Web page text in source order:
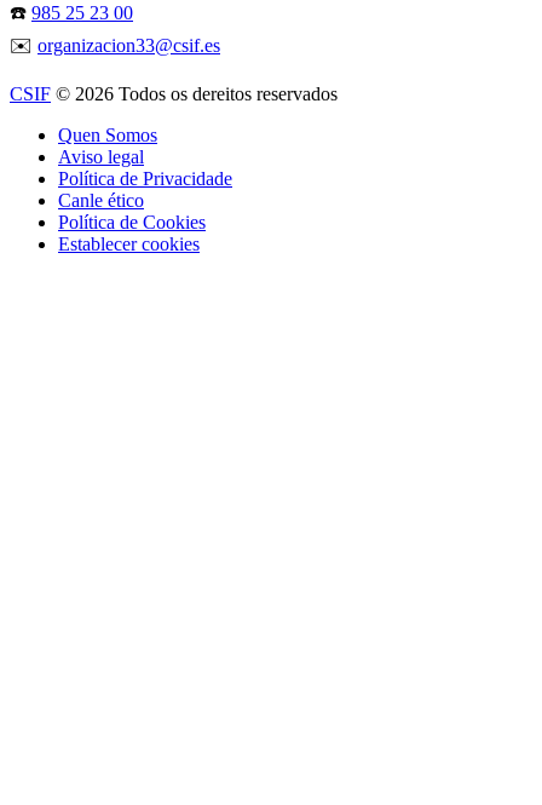
☎️ 985 25 23 00
✉️ organizacion33@csif.es
CSIF © 2026 Todos os dereitos reservados
Quen Somos
Aviso legal
Política de Privacidade
Canle ético
Política de Cookies
Establecer cookies